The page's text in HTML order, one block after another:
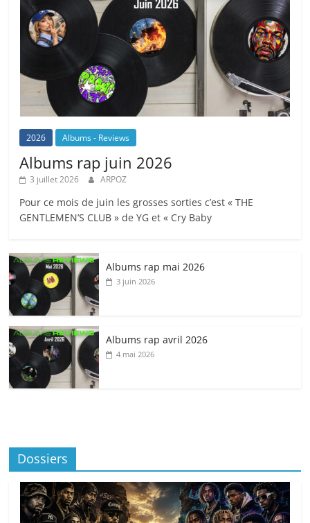
2026 Albums - Reviews
Albums rap juin 2026
3 juillet 2026 ARPOZ
Pour ce mois de juin les grosses sorties c’est « THE
GENTLEMEN’S CLUB » de YG et « Cry Baby
Albums rap mai 2026
3 juin 2026
Albums rap avril 2026
4 mai 2026
Dossiers